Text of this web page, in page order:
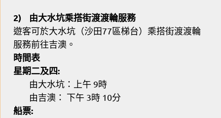
2) 由大水坑乘搭街渡渡輪服務
遊客可於大水坑（沙田77區梯台）乘搭街渡渡輪
服務前往吉澳。
時間表
星期二及四:
由大水坑：上午 9時
由吉澳： 下午 3時 10分
船票: